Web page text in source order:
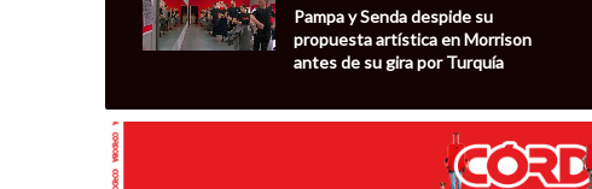
Pampa y Senda despide su
propuesta artística en Morrison
antes de su gira por Turquía